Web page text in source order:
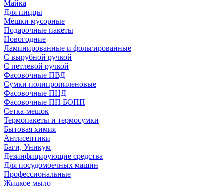
Майка
Для пиццы
Мешки мусорные
Подарочные пакеты
Новогодние
Ламинированные и фольгированные
С вырубной ручкой
С петлевой ручкой
Фасовочные ПВД
Сумки полипропиленовые
Фасовочные ПНД
Фасовочные ПП БОПП
Сетка-мешок
Термопакеты и термосумки
Бытовая химия
Антисептики
Баги, Уникум
Дезинфицирующие средства
Для посудомоечных машин
Профессиональные
Жидкое мыло